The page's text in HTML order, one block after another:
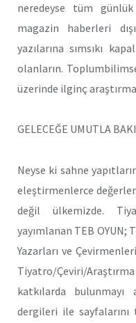
neredeyse tüm
magazin haberleri
yazılarına sımsıkı
olanların.
üzerinde ilginç
GELECEĞE UMUTLA
Neyse ki sahne
eleştirmenlerce
değil ülkemizde.
yayımlanan TEB
Yazarları ve
Tiyatro/Çeviri/
katkılarda
dergileri ile